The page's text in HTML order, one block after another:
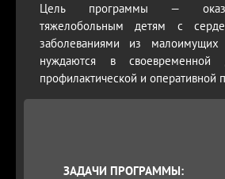
Цель программы —
тяжелобольным детям с
заболеваниями из
нуждаются в своевременной
профилактической и оперативной
ЗАДАЧИ ПРОГРАММЫ: